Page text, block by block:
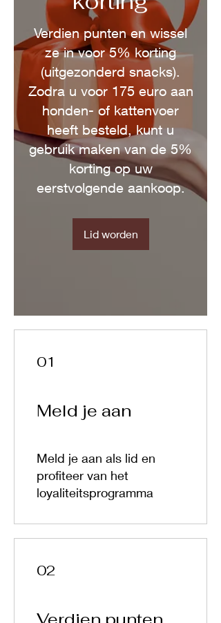
Verdien punten en wissel
ze in voor 5% korting
(uitgezonderd snacks).
Zodra u voor 175 euro aan
honden- of kattenvoer
heeft besteld, kunt u
gebruik maken van de 5%
korting op uw
eerstvolgende aankoop.
Lid worden
01
Meld je aan
Meld je aan als lid en
profiteer van het
loyaliteitsprogramma
02